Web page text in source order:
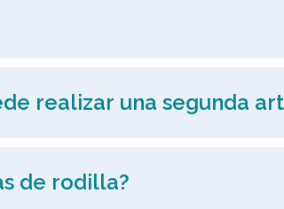
realizar una segunda
de rodilla?